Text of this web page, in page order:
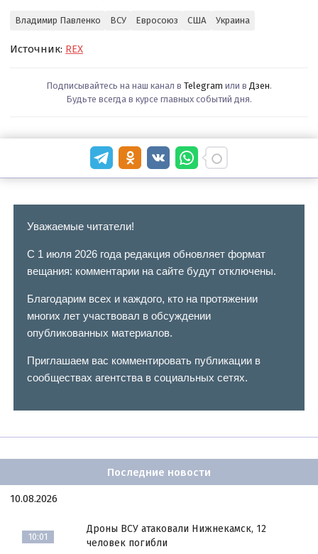
Владимир Павленко ВСУ Евросоюз США Украина
Источник: REX
Подписывайтесь на наш канал в Telegram или в Дзен.
Будьте всегда в курсе главных событий дня.
Уважаемые читатели!
С 1 июля 2026 года редакция обновляет формат
вещания: комментарии на сайте будут отключены.
Благодарим всех и каждого, кто на протяжении
многих лет участвовал в обсуждении
опубликованных материалов.
Приглашаем вас комментировать публикации в
сообществах агентства в социальных сетях.
Последние новости
10.08.2026
10:01
Дроны ВСУ атаковали Нижнекамск, 12
человек погибли